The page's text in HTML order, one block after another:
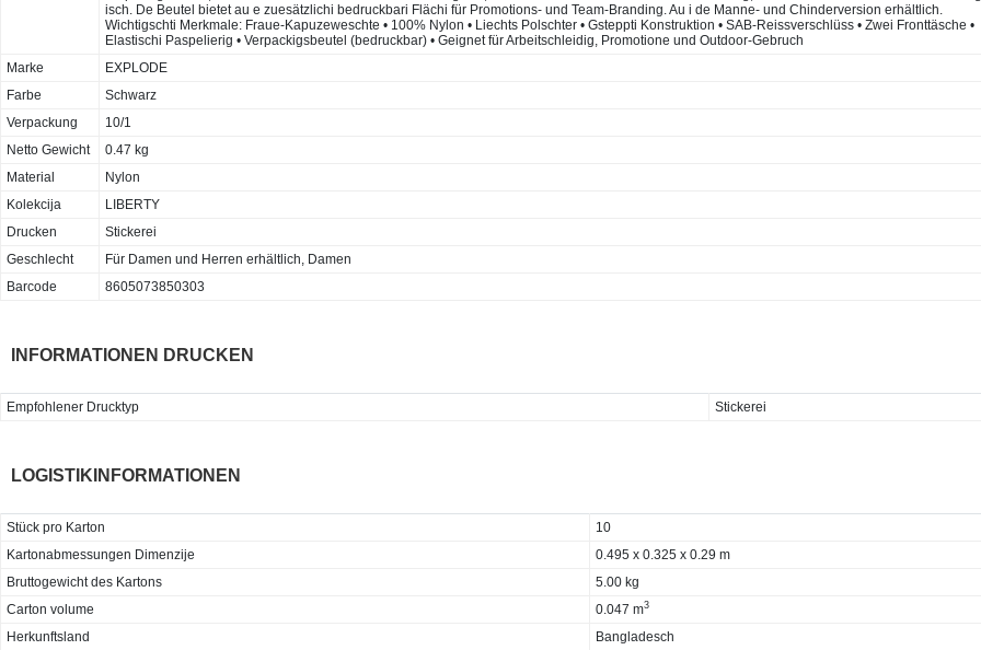
isch. De Beutel bietet au e zuesätzlichi bedruckbari Flächi für Promotions- und Team-Branding. Au i de Manne- und Chinderversion erhältlich.
Wichtigschti Merkmale: Fraue-Kapuzeweschte • 100% Nylon • Liechts Polschter • Gsteppti Konstruktion • SAB-Reissverschlüss • Zwei Fronttäsche •
Elastischi Paspelierig • Verpackigsbeutel (bedruckbar) • Geignet für Arbeitschleidig, Promotione und Outdoor-Gebruch
Marke
EXPLODE
Farbe
Schwarz
Verpackung
10/1
Netto Gewicht
0.47 kg
Material
Nylon
Kolekcija
LIBERTY
Drucken
Stickerei
Geschlecht
Für Damen und Herren erhältlich, Damen
Barcode
8605073850303
INFORMATIONEN DRUCKEN
Empfohlener Drucktyp Stickerei
LOGISTIKINFORMATIONEN
Stück pro Karton
10
Kartonabmessungen Dimenzije
0.495 x 0.325 x 0.29 m
Bruttogewicht des Kartons
5.00 kg
Carton volume
0.047 m3
Herkunftsland Bangladesch